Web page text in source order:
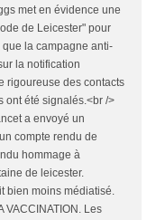
met en évidence une
de Leicester" pour
la campagne anti-
la notification
rigoureuse des contacts
ont été signalés.<br />
a envoyé un
compte rendu de
hommage à
de leicester.
bien moins médiatisé.
VACCINATION. Les